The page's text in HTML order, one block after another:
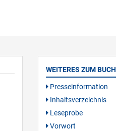
WEITERES ZUM BUCH
Presseinformation
Inhaltsverzeichnis
Leseprobe
Vorwort